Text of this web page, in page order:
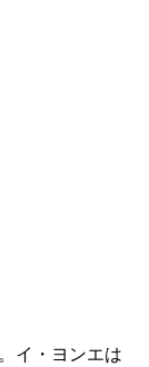
イ・ヨンエは